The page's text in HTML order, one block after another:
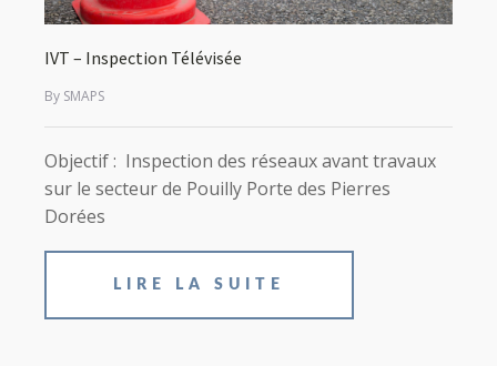
IVT – Inspection Télévisée
By SMAPS
Objectif : Inspection des réseaux avant travaux
sur le secteur de Pouilly Porte des Pierres
Dorées
LIRE LA SUITE